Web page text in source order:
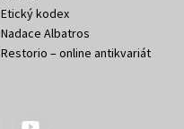
Etický kodex
Nadace Albatros
Restorio – online antikvariát